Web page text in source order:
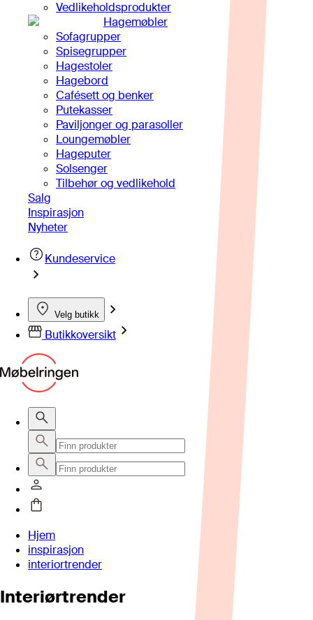
Vedlikeholdsprodukter
Hagemøbler
Sofagrupper
Spisegrupper
Hagestoler
Hagebord
Cafésett og benker
Putekasser
Paviljonger og parasoller
Loungemøbler
Hageputer
Solsenger
Tilbehør og vedlikehold
Salg
Inspirasjon
Nyheter
Kundeservice
Velg butikk
Butikkoversikt
Hjem
inspirasjon
interiortrender
Interiørtrender